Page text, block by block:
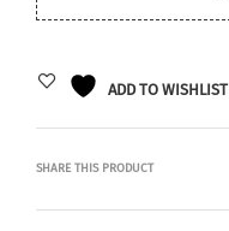
ADD TO WISHLIST
SHARE THIS PRODUCT